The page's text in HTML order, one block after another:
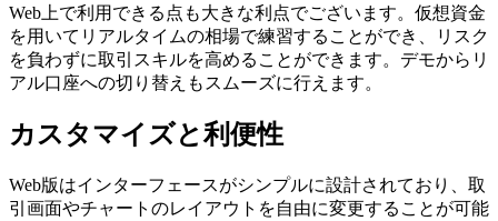
Web上で利用できる点も大きな利点でございます。仮想資金
を用いてリアルタイムの相場で練習することができ、リスク
を負わずに取引スキルを高めることができます。デモからリ
アル口座への切り替えもスムーズに行えます。
カスタマイズと利便性
Web版はインターフェースがシンプルに設計されており、取
引画面やチャートのレイアウトを自由に変更することが可能